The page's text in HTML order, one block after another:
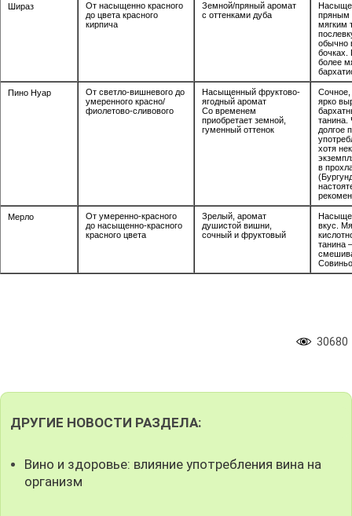
Шираз
От насыщенно красного
до цвета красного
кирпича
Земной/пряный аромат
с оттенками дуба
пряным
мягким
обычно
бочках.
более
Пино Нуар
От светло-вишневого до
умеренного красно/
фиолетово-сливового
Насыщенный фруктово-
ягодный аромат
Со временем
приобретает земной,
гуменный оттенок
Сочное,
ярко
танина.
долгое
хотя
в
Мерло
От умеренно-красного
до насыщенно-красного
красного цвета
Зрелый, аромат
душистой вишни,
сочный и фруктовый
вкус.
танина
30680
ДРУГИЕ НОВОСТИ РАЗДЕЛА:
Вино и здоровье: влияние употребления вина на
организм